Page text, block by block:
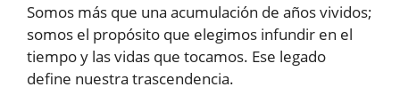
Somos más que una acumulación de años vividos;
somos el propósito que elegimos infundir en el
tiempo y las vidas que tocamos. Ese legado
define nuestra trascendencia.